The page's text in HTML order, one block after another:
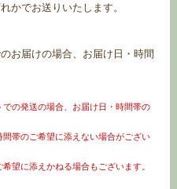
かでお送りいたします。
お届けの場合、お届け日・時間
の発送の場合、お届け日・時間帯の
帯のご希望に添えない場合がござい
望に添えかねる場合もございます。